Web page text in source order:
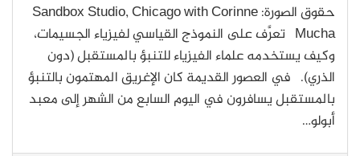
حقوق الصورة: Sandbox Studio, Chicago with Corinne
Mucha تعرَّف على النموذج القياسي لفيزياء الجسيمات،
وكيف يستخدمه علماء الفيزياء للتنبؤ بالمستقبل (دون
الذري). في العصور القديمة كان الإغريق المهتمون بالتنبؤ
بالمستقبل يسافرون في اليوم السابع من الشهر إلى معبد
أبولو…